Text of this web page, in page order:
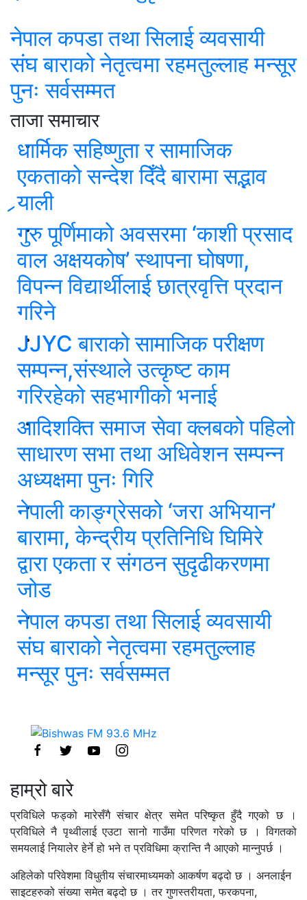
नेपाल कपडा तथा सिलाई व्यवसायी
संघ बाराको नेतृत्वमा रहमतुल्लाह मन्सूर
पुनः सर्वसम्मत
ताजा समाचार
धार्मिक सहिष्णुता र सामाजिक
एकताको सन्देश दिँदै बारामा सद्भाव
र्‍याली
गुरु पूर्णिमाको अवसरमा ‘काशी प्रसाद
वाल अक्षयकोष’ स्थापना घोषणा,
विपन्न विद्यार्थीलाई छात्रवृत्ति प्रदान
गरिने
JJYC बाराको सामाजिक परीक्षण
सम्पन्न,संस्थाले उत्कृष्ट काम
गरिरहेको सहभागीको भनाई
आदिशक्ति समाज सेवा क्लबको पहिलो
साधारण सभा तथा अधिवेशन सम्पन्न
अध्यक्षमा पुनः गिरि
नेपाली काङ्ग्रेसको ‘जरा अभियान’
बारामा, केन्द्रीय प्रतिनिधि घिमिरे
द्वारा एकता र संगठन सुदृढीकरणमा
जोड
नेपाल कपडा तथा सिलाई व्यवसायी
संघ बाराको नेतृत्वमा रहमतुल्लाह
मन्सूर पुनः सर्वसम्मत
हाम्रो बारे
प्रविधिले फड्को मारेसँगै संचार क्षेत्र समेत परिष्कृत हुँदै गएको छ ।
प्रविधिले नै पृथ्वीलाई एउटा सानो गाउँमा परिणत गरेको छ । विगतको
समयलाई नियालेर हेर्ने हो भने त प्रविधिमा क्रान्ति नै आएको मान्नुपर्छ ।
अहिलेको परिवेशमा विधुतीय संचारमाध्यमको आकर्षण बढ्दो छ । अनलाईन
साइटहरुको संख्या समेत बढ्दो छ । तर गुणस्तरीयता, फरकपना,